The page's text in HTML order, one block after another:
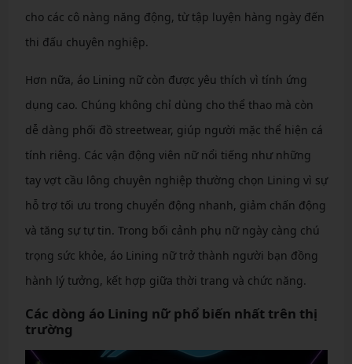
cho các cô nàng năng động, từ tập luyện hàng ngày đến
thi đấu chuyên nghiệp.
Hơn nữa, áo Lining nữ còn được yêu thích vì tính ứng
dụng cao. Chúng không chỉ dùng cho thể thao mà còn
dễ dàng phối đồ streetwear, giúp người mặc thể hiện cá
tính riêng. Các vận động viên nữ nổi tiếng như những
tay vợt cầu lông chuyên nghiệp thường chọn Lining vì sự
hỗ trợ tối ưu trong chuyển động nhanh, giảm chấn động
và tăng sự tự tin. Trong bối cảnh phụ nữ ngày càng chú
trọng sức khỏe, áo Lining nữ trở thành người bạn đồng
hành lý tưởng, kết hợp giữa thời trang và chức năng.
Các dòng áo Lining nữ phổ biến nhất trên thị
trường